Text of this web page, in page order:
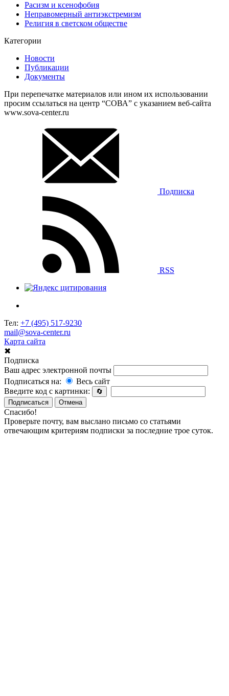
Расизм и ксенофобия
Неправомерный антиэкстремизм
Религия в светском обществе
Категории
Новости
Публикации
Документы
При перепечатке материалов или ином их использовании
просим ссылаться на центр “СОВА” с указанием веб-сайта
www.sova-center.ru
Подписка
RSS
Тел: +7 (495) 517-9230
mail@sova-center.ru
Карта сайта
✖
Подписка
Ваш адрес электронной почты
Подписаться на:
Весь сайт
Введите код с картинки:
🔄
Подписаться
Отмена
Спасибо!
Проверьте почту, вам выслано письмо со статьями
отвечающим критериям подписки за последние трое суток.